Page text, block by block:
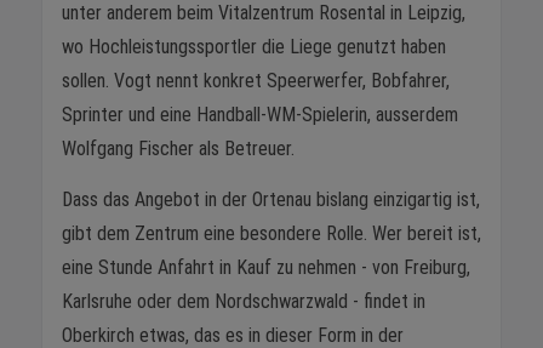
unter anderem beim Vitalzentrum Rosental in Leipzig,
wo Hochleistungssportler die Liege genutzt haben
sollen. Vogt nennt konkret Speerwerfer, Bobfahrer,
Sprinter und eine Handball-WM-Spielerin, ausserdem
Wolfgang Fischer als Betreuer.
Dass das Angebot in der Ortenau bislang einzigartig ist,
gibt dem Zentrum eine besondere Rolle. Wer bereit ist,
eine Stunde Anfahrt in Kauf zu nehmen - von Freiburg,
Karlsruhe oder dem Nordschwarzwald - findet in
Oberkirch etwas, das es in dieser Form in der